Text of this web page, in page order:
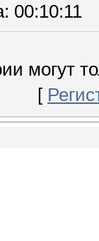
: 00:10:11
могут
[